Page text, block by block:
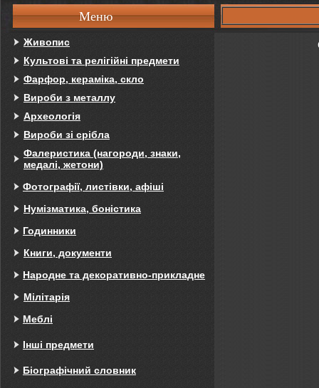
Меню
Живопис
Культові та релігійні предмети
Фарфор, кераміка, скло
Вироби з металлу
Археологія
Вироби зі срібла
Фалеристика (нагороди, знаки,
медалі, жетони)
Фотографії, листівки, афіші
Нумізматика, боністика
Годинники
Книги, документи
Народне та декоративно-прикладне
Мілітарія
Меблі
Інші предмети
Біографічний словник